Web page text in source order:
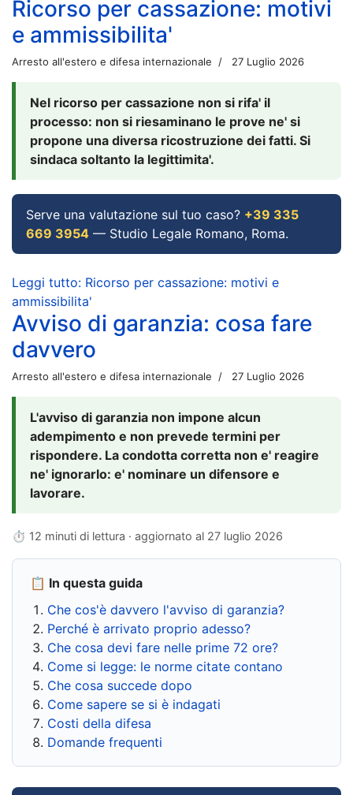
Ricorso per cassazione: motivi
e ammissibilita'
Arresto all'estero e difesa internazionale 27 Luglio 2026
Nel ricorso per cassazione non si rifa' il
processo: non si riesaminano le prove ne' si
propone una diversa ricostruzione dei fatti. Si
sindaca soltanto la legittimita'.
Serve una valutazione sul tuo caso? +39 335
669 3954 — Studio Legale Romano, Roma.
Leggi tutto: Ricorso per cassazione: motivi e
ammissibilita'
Avviso di garanzia: cosa fare
davvero
Arresto all'estero e difesa internazionale 27 Luglio 2026
L'avviso di garanzia non impone alcun
adempimento e non prevede termini per
rispondere. La condotta corretta non e' reagire
ne' ignorarlo: e' nominare un difensore e
lavorare.
⏱ 12 minuti di lettura · aggiornato al 27 luglio 2026
📋 In questa guida
Che cos'è davvero l'avviso di garanzia?
Perché è arrivato proprio adesso?
Che cosa devi fare nelle prime 72 ore?
Come si legge: le norme citate contano
Che cosa succede dopo
Come sapere se si è indagati
Costi della difesa
Domande frequenti